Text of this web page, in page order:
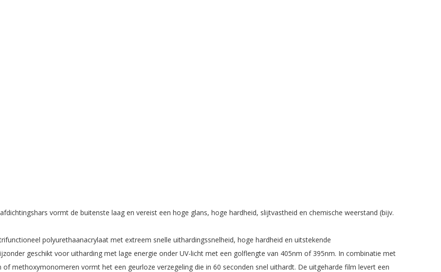
vormt de buitenste laag en vereist een hoge glans, hoge hardheid, slijtvastheid en chemische weerstand (bijv.
polyurethaanacrylaat met extreem snelle uithardingssnelheid, hoge hardheid en uitstekende
geschikt voor uitharding met lage energie onder UV-licht met een golflengte van 405nm of 395nm. In combinatie met
of methoxymonomeren vormt het een geurloze verzegeling die in 60 seconden snel uithardt. De uitgeharde film levert een